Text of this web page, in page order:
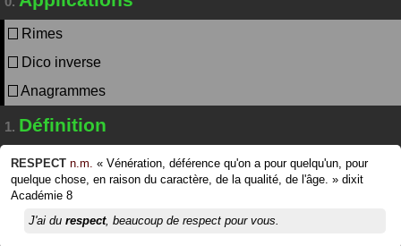
Rimes
Dico inverse
Anagrammes
1. Définition
RESPECT n.m. « Vénération, déférence qu'on a pour quelqu'un, pour
quelque chose, en raison du caractère, de la qualité, de l'âge. » dixit
Académie 8
J'ai du respect, beaucoup de respect pour vous.